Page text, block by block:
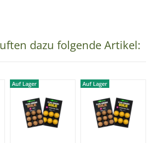
dazu folgende Artikel:
Auf Lager Auf Lager